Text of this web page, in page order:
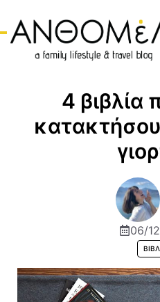
περιεχόμενο
4 βιβλία
06/